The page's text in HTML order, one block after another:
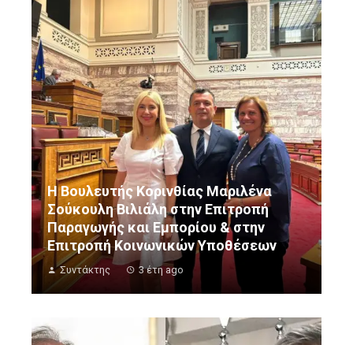
Η Βουλευτής Κορινθίας Μαριλένα
Σούκουλη Βιλιάλη στην Επιτροπή
Παραγωγής και Εμπορίου & στην
Επιτροπή Κοινωνικών Υποθέσεων
Συντάκτης 3 έτη ago